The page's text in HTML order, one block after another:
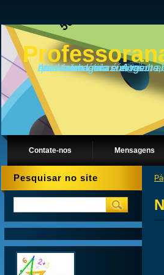
Ah, Matemática... A rainha das ciências e a dama do universo! ... Como toda rainha, ela é exigente, cheia de caprichos, mas sabe recompensar bem seus leais súditos... além do mais, ela está presente em tudo o quanto imaginarem.
Contate-nos Mensagens
Pesquisar no site